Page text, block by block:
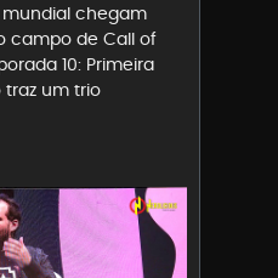
chegam
campo de Call of
10: Primeira
um trio